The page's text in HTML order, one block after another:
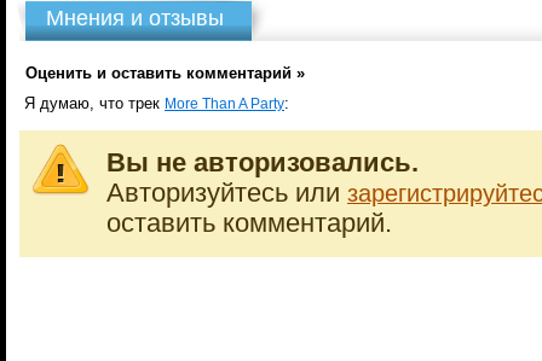
Мнения и отзывы
Оценить и оставить комментарий »
Я думаю, что трек More Than A Party:
Вы не авторизовались.
Авторизуйтесь или
оставить комментарий.